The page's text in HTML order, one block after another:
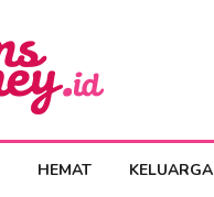
HEMAT KELUARGA